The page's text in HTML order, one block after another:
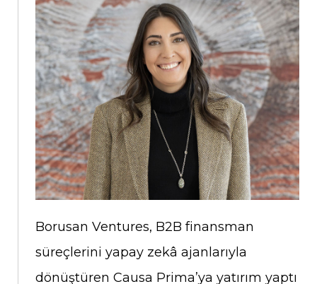
Borusan Ventures, B2B finansman
süreçlerini yapay zekâ ajanlarıyla
dönüştüren Causa Prima’ya yatırım yaptı